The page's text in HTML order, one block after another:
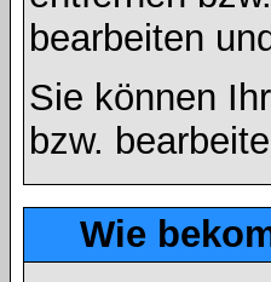
bearbeiten
Sie können
bzw.
Wie